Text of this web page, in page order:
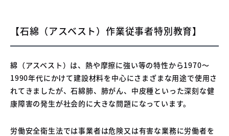
【石綿（アスベスト）作業従事者特別教育】
綿（アスベスト）は、熱や摩擦に強い等の特性から1970～
1990年代にかけて建設材料を中心にさまざまな用途で使用さ
れてきましたが、石綿肺、肺がん、中皮種といった深刻な健
康障害の発生が社会的に大きな問題になっています。
労働安全衛生法では事業者は危険又は有害な業務に労働者を